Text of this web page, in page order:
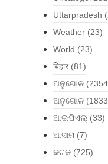
Uttarpradesh
Weather (23)
World (23)
बिहार (81)
ଅନୁଗୋଳ
ଅନୁଗୋଳ
ଆଇପିଏଲ୍ (33)
ଆସାମ (7)
କଟକ (725)